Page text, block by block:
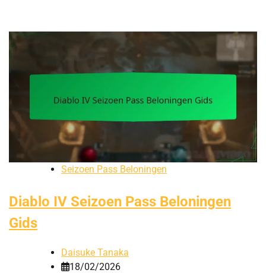
Seizoen Pass Beloningen
Diablo IV Seizoen Pass Beloningen
Gids
Daisuke Tanaka
18/02/2026